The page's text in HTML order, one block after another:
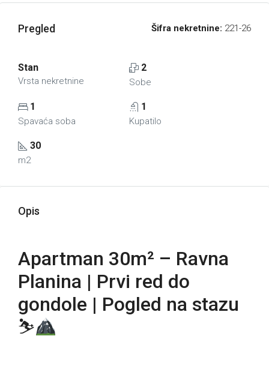
Pregled Šifra nekretnine: 221-26
Stan
Vrsta nekretnine
2
Sobe
1
Spavaća soba
1
Kupatilo
30
m2
Opis
Apartman 30m² – Ravna
Planina | Prvi red do
gondole | Pogled na stazu
⛷